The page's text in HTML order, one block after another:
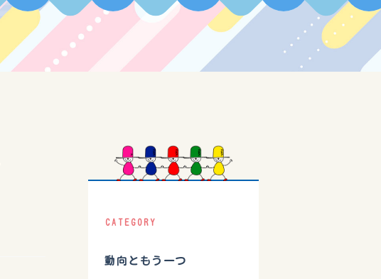
CATEGORY
動向ともう一つ